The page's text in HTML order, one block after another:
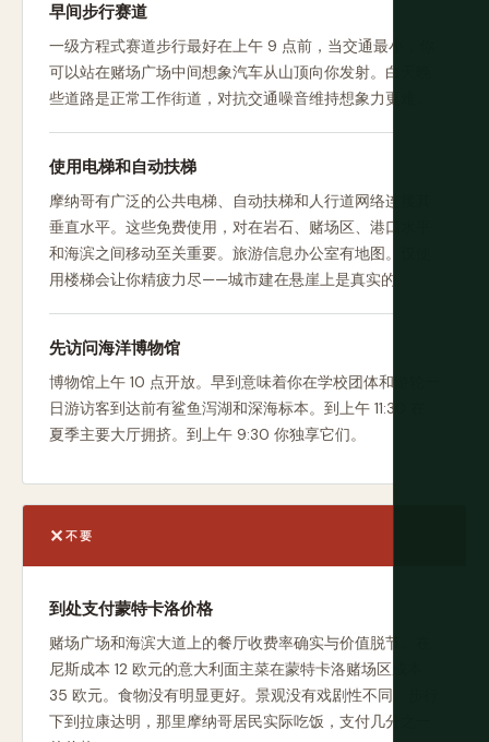
早间步行赛道
一级方程式赛道步行最好在上午 9 点前，当交通最小，你
可以站在赌场广场中间想象汽车从山顶向你发射。白天晚
些道路是正常工作街道，对抗交通噪音维持想象力更难。
使用电梯和自动扶梯
摩纳哥有广泛的公共电梯、自动扶梯和人行道网络连接其
垂直水平。这些免费使用，对在岩石、赌场区、港口水平
和海滨之间移动至关重要。旅游信息办公室有地图。仅使
用楼梯会让你精疲力尽——城市建在悬崖上是真实的。
先访问海洋博物馆
博物馆上午 10 点开放。早到意味着你在学校团体和游轮一
日游访客到达前有鲨鱼泻湖和深海标本。到上午 11:30 在
夏季主要大厅拥挤。到上午 9:30 你独享它们。
不要
到处支付蒙特卡洛价格
赌场广场和海滨大道上的餐厅收费率确实与价值脱节。在
尼斯成本 12 欧元的意大利面主菜在蒙特卡洛赌场区成本
35 欧元。食物没有明显更好。景观没有戏剧性不同。步行
下到拉康达明，那里摩纳哥居民实际吃饭，支付几分之一